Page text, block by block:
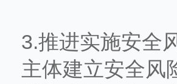
3.推进实施安全
主体建立安全风